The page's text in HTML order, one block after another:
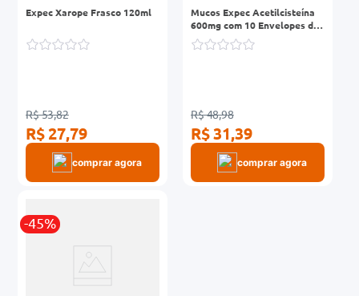
Expec Xarope Frasco 120ml
R$ 53,82
R$ 27,79
comprar agora
Mucos Expec Acetilcisteína
600mg com 10 Envelopes de
5g
R$ 48,98
R$ 31,39
comprar agora
-45%